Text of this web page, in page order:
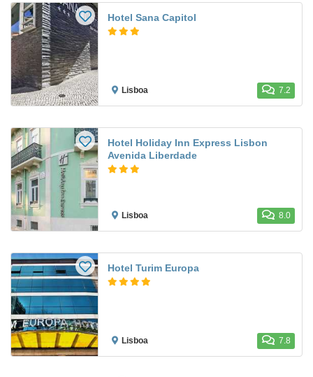
Hotel Sana Capitol
Lisboa 7.2
Hotel Holiday Inn Express Lisbon
Avenida Liberdade
Lisboa 8.0
Hotel Turim Europa
Lisboa 7.8